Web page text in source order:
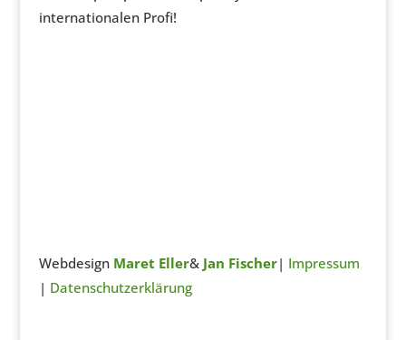
internationalen Profi!
Webdesign Maret Eller& Jan Fischer| Impressum
| Datenschutzerklärung